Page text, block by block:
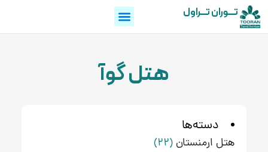
تـــوران تـــراول
هتل گوآ
دسته‌ها
هتل ارمنستان (22)